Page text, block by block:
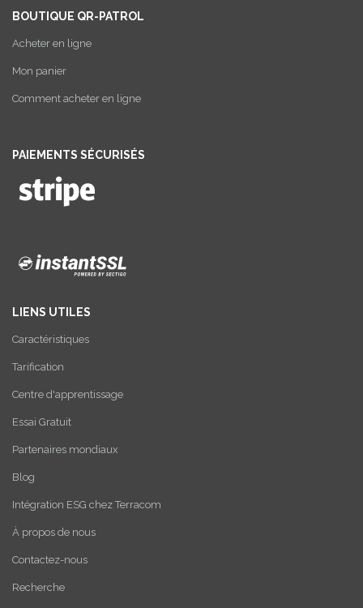
BOUTIQUE QR-PATROL
Acheter en ligne
Mon panier
Comment acheter en ligne
PAIEMENTS SÉCURISÉS
LIENS UTILES
Caractéristiques
Tarification
Centre d'apprentissage
Essai Gratuit
Partenaires mondiaux
Blog
Intégration ESG chez Terracom
À propos de nous
Contactez-nous
Recherche